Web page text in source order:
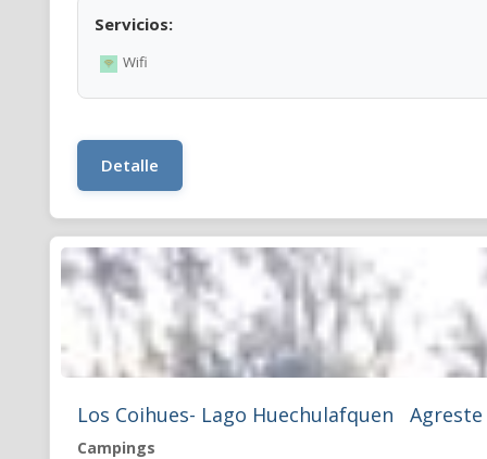
Servicios:
Wifi
Detalle
Los Coihues- Lago Huechulafquen Agreste
Campings